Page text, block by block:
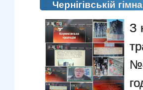
Чернігівській
З